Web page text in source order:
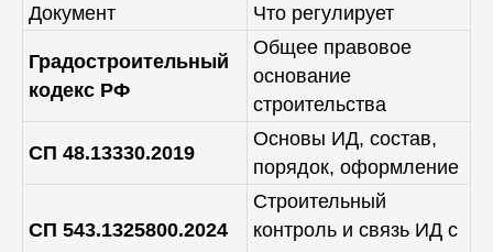
Документ Что регулирует
Градостроительный
кодекс РФ
Общее правовое
основание
строительства
СП 48.13330.2019
Основы ИД, состав,
порядок, оформление
СП 543.1325800.2024
Строительный
контроль и связь ИД с